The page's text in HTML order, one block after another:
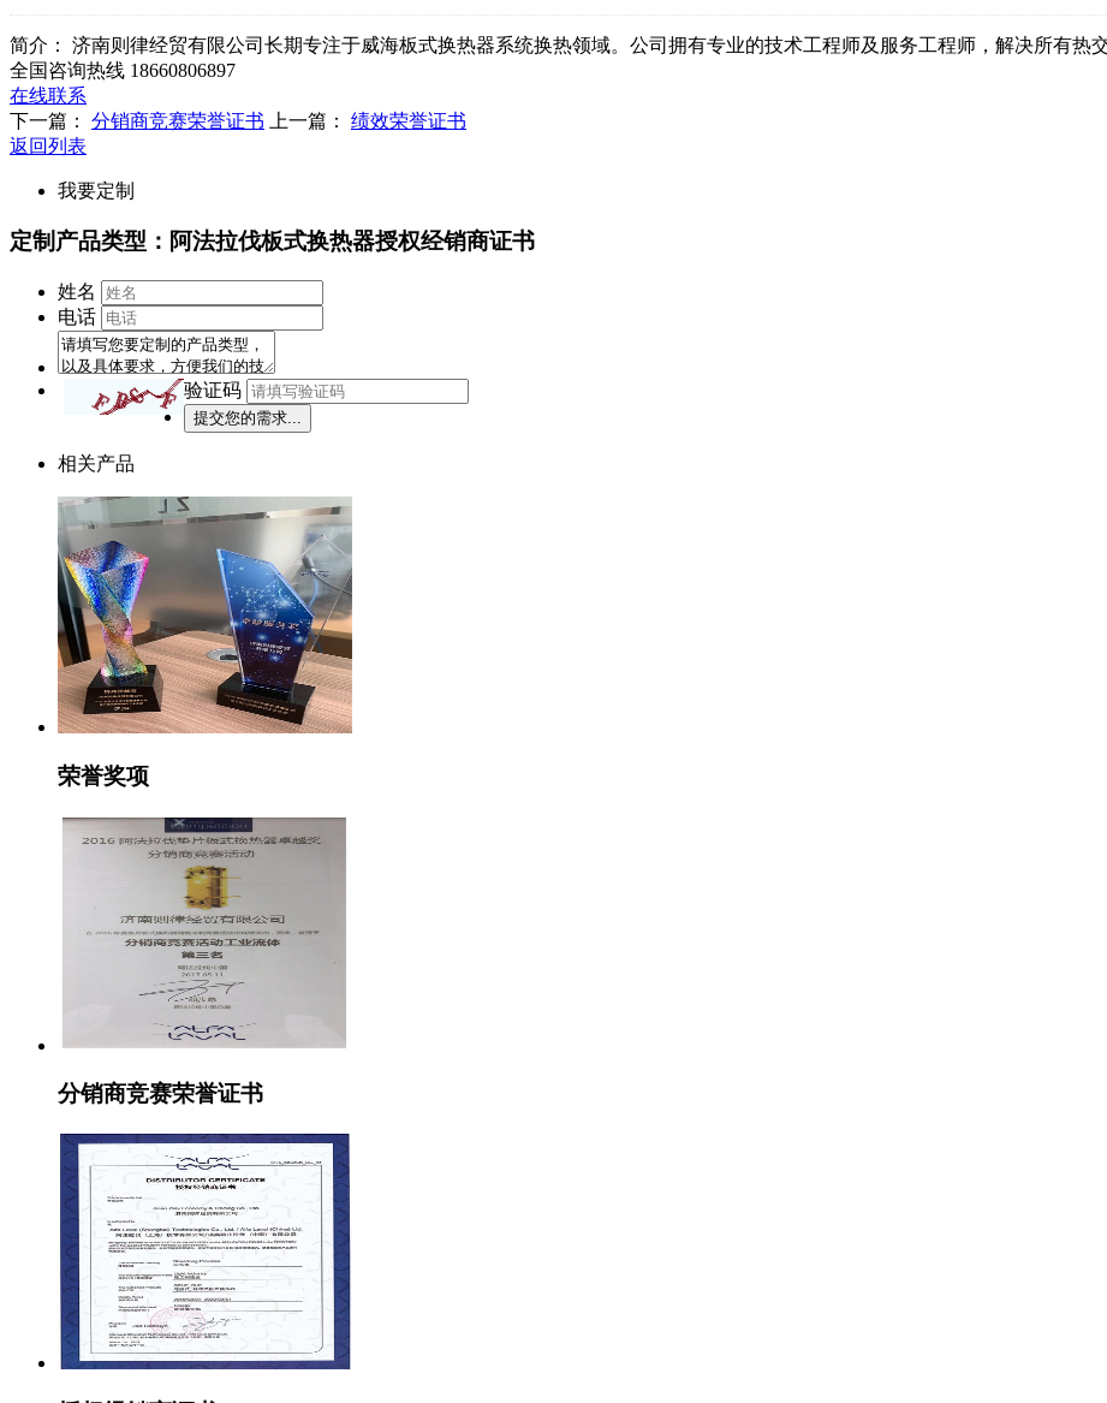
简介：
济南则律经贸有限公司长期专注于威海板式换热器系统换热领域。公司拥有专业的技术工程师及服务工程师，解决所有热
全国咨询热线 18660806897
在线联系
下一篇： 分销商竞赛荣誉证书 上一篇： 绩效荣誉证书
返回列表
我要定制
定制产品类型：阿法拉伐板式换热器授权经销商证书
姓名
电话
验证码
相关产品
荣誉奖项
分销商竞赛荣誉证书